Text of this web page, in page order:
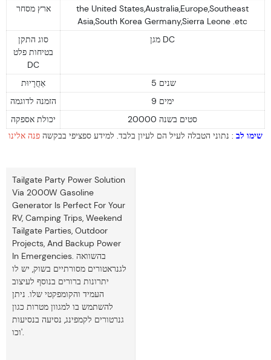
ארץ מסחר
the United States,Australia,Europe,Southeast
Asia,South Korea Germany,Sierra Leone .etc
סוג התקן
בטיחות פלט
DC
מגן DC
אַחֲרָיוּת
5 שנים
הזמנה לדוגמה
9 ימים
יכולת אספקה
20000 סטים בשנה
שימו לב : נתוני הטבלה לעיל הם לעיון בלבד. למידע ספציפי בבקשה פנה אלינו
Tailgate Party Power Solution
Via 2000W Gasoline
Generator Is Perfect For Your
RV, Camping Trips, Weekend
Tailgate Parties, Outdoor
Projects, And Backup Power
In Emergencies. בהשוואה
לגנראטורים מסורתיים בשוק, יש לו
יתרונות ברורים בנוסף לעיצוב
העמיד והקומפקטי שלו. ניתן
להשתמש בו למגוון מטרות כגון
גנרטורים לקמפינג, נסיעה בנסיעות
וכו'.